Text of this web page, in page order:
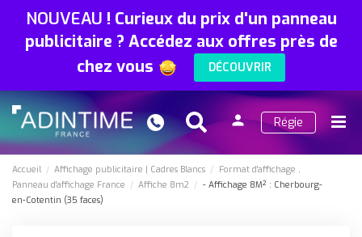
NOUVEAU ! Curieux du prix d'un panneau
publicitaire ? Accédez aux offres près de
chez vous
DÉCOUVRIR
Search
person
Régie
Accueil Affichage publicitaire Cadres Blancs
Format d'affichage
Panneau d'affichage France
Affiche 8m2
- Affichage 8M² : Cherbourg-
en-Cotentin (35 faces)